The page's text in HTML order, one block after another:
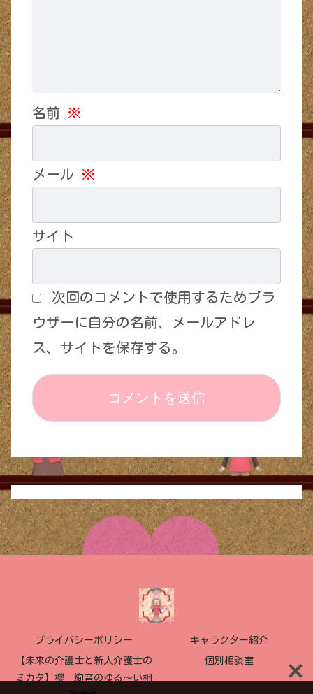
名前 ※
メール ※
サイト
次回のコメントで使用するためブラ
ウザーに自分の名前、メールアドレ
ス、サイトを保存する。
プライバシーポリシー キャラクター紹介
【未来の介護士と新人介護士の
ミカタ】櫻 絢音のゆる〜い相
個別相談室